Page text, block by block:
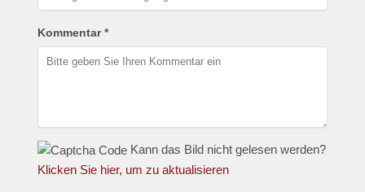
Kommentar *
Kann das Bild nicht gelesen werden?
Klicken Sie hier, um zu aktualisieren